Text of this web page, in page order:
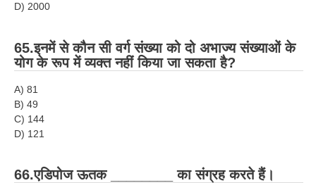
D) 2000
65.इनमें से कौन सी वर्ग संख्या को दो अभाज्य संख्याओं के
योग के रूप में व्यक्त नहीं किया जा सकता है?
A) 81
B) 49
C) 144
D) 121
66.एडिपोज ऊतक ________ का संग्रह करते हैं।